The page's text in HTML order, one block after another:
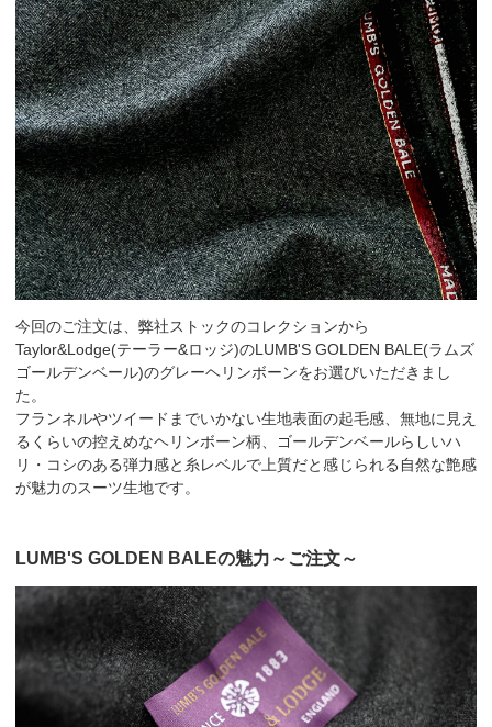
今回のご注文は、弊社ストックのコレクションから
Taylor&Lodge(テーラー&ロッジ)のLUMB'S GOLDEN BALE(ラムズ
ゴールデンベール)のグレーヘリンボーンをお選びいただきまし
た。
フランネルやツイードまでいかない生地表面の起毛感、無地に見え
るくらいの控えめなヘリンボーン柄、ゴールデンベールらしいハ
リ・コシのある弾力感と糸レベルで上質だと感じられる自然な艶感
が魅力のスーツ生地です。
LUMB'S GOLDEN BALEの魅力～ご注文～